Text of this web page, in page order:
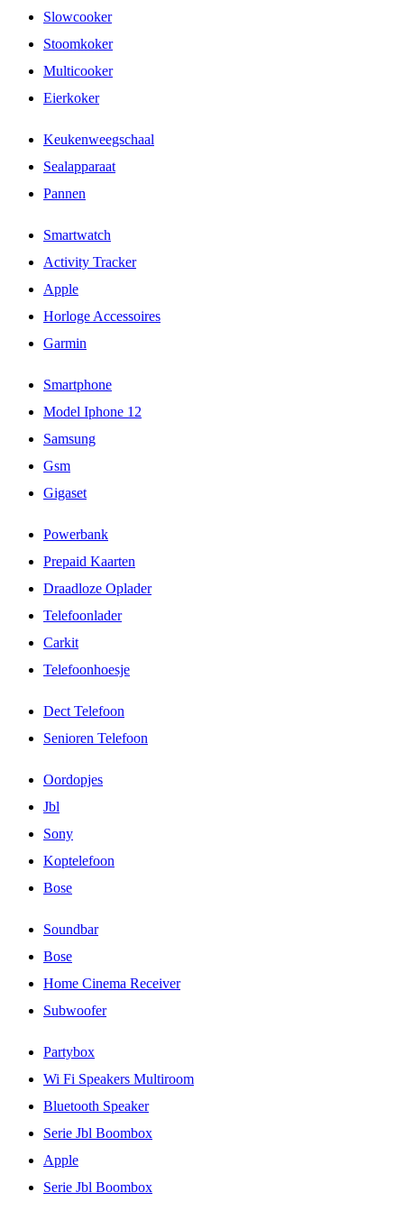
Slowcooker
Stoomkoker
Multicooker
Eierkoker
Keukenweegschaal
Sealapparaat
Pannen
Smartwatch
Activity Tracker
Apple
Horloge Accessoires
Garmin
Smartphone
Model Iphone 12
Samsung
Gsm
Gigaset
Powerbank
Prepaid Kaarten
Draadloze Oplader
Telefoonlader
Carkit
Telefoonhoesje
Dect Telefoon
Senioren Telefoon
Oordopjes
Jbl
Sony
Koptelefoon
Bose
Soundbar
Bose
Home Cinema Receiver
Subwoofer
Partybox
Wi Fi Speakers Multiroom
Bluetooth Speaker
Serie Jbl Boombox
Apple
Serie Jbl Boombox